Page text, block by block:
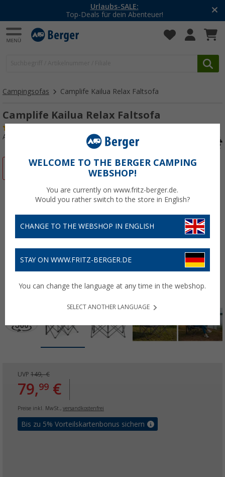
-20% auf Kleidung und Schuhe
Mit dem Aktionscode20SSV
Campingsofas Camplife Kailua Relax Faltsofa
Camplife Kailua Relax Faltsofa
Art.-Nr.: 035436
UVP 149,- €
79,99 €
Preise inkl. MwSt., versandkostenfrei
Bis zu 5% Vorteilskartenbonus sichern
WELCOME TO THE BERGER CAMPING
WEBSHOP!
You are currently on www.fritz-berger.de.
Would you rather switch to the store in English?
CHANGE TO THE WEBSHOP IN ENGLISH
STAY ON WWW.FRITZ-BERGER.DE
You can change the language at any time in the webshop.
SELECT ANOTHER LANGUAGE